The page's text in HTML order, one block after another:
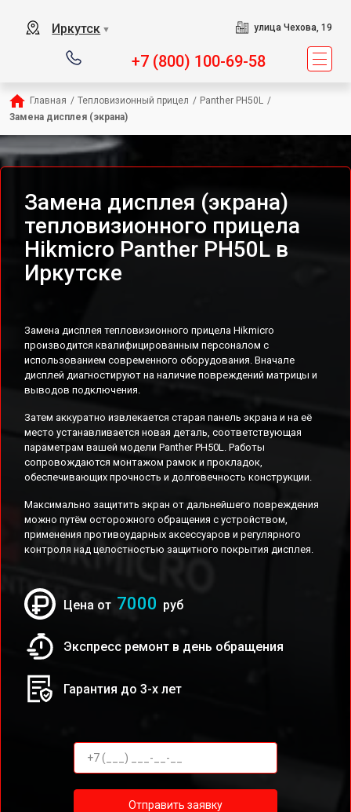
Иркутск ▼ улица Чехова, 19
+7 (800) 100-69-58
Главная / Тепловизионный прицел / Panther PH50L /
Замена дисплея (экрана)
Замена дисплея (экрана)
тепловизионного прицела
Hikmicro Panther PH50L в
Иркутске
Замена дисплея тепловизионного прицела Hikmicro
производится квалифицированным персоналом с
использованием современного оборудования. Вначале
дисплей диагностируют на наличие повреждений матрицы и
выводов подключения.
Затем аккуратно извлекается старая панель экрана и на её
место устанавливается новая деталь, соответствующая
параметрам вашей модели Panther PH50L. Работы
сопровождаются монтажом рамок и прокладок,
обеспечивающих прочность и долговечность конструкции.
Максимально защитить экран от дальнейшего повреждения
можно путём осторожного обращения с устройством,
применения противоударных аксессуаров и регулярного
контроля над целостностью защитного покрытия дисплея.
Цена от 7000 руб
Экспресс ремонт в день обращения
Гарантия до 3-х лет
Отправить заявку